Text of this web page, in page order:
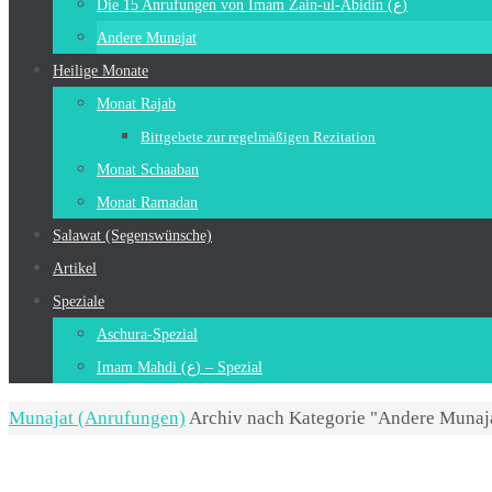
Die 15 Anrufungen von Imam Zain-ul-Abidin (ع)
Andere Munajat
Heilige Monate
Monat Rajab
Bittgebete zur regelmäßigen Rezitation
Monat Schaaban
Monat Ramadan
Salawat (Segenswünsche)
Artikel
Speziale
Aschura-Spezial
Imam Mahdi (ع) – Spezial
Home
Munajat (Anrufungen) Archiv nach Kategorie "Andere